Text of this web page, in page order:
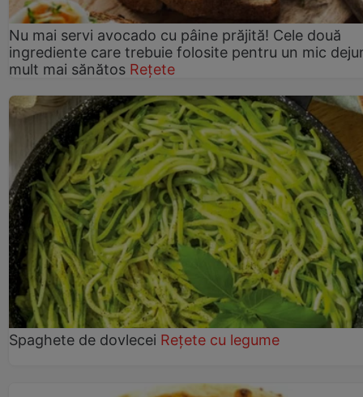
Nu mai servi avocado cu pâine prăjită! Cele două
ingrediente care trebuie folosite pentru un mic
mult mai sănătos Rețete
Spaghete de dovlecei Rețete cu legume